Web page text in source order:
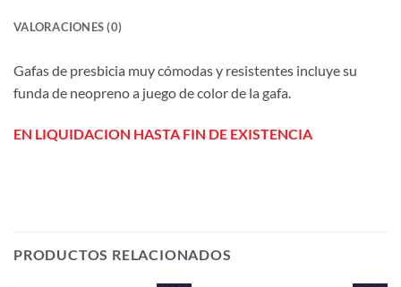
VALORACIONES (0)
Gafas de presbicia muy cómodas y resistentes incluye su
funda de neopreno a juego de color de la gafa.
EN LIQUIDACION HASTA FIN DE EXISTENCIA
PRODUCTOS RELACIONADOS